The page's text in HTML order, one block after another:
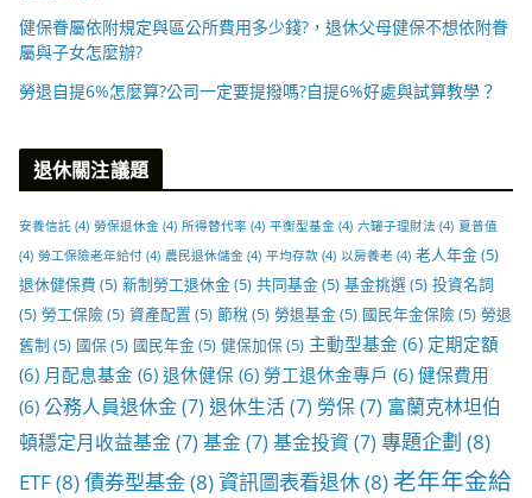
健保眷屬依附規定與區公所費用多少錢?，退休父母健保不想依附眷
屬與子女怎麼辦?
勞退自提6%怎麼算?公司一定要提撥嗎?自提6%好處與試算教學？
退休關注議題
安養信託 (4) 勞保退休金 (4) 所得替代率 (4) 平衡型基金 (4) 六罐子理財法 (4) 夏普值
(4) 勞工保險老年給付 (4) 農民退休儲金 (4) 平均存款 (4) 以房養老 (4) 老人年金(5)
退休健保費 (5) 新制勞工退休金(5) 共同基金(5) 基金挑選 (5) 投資名詞
(5) 勞工保險 (5) 資產配置 (5) 節稅 (5) 勞退基金(5) 國民年金保險 (5) 勞退
舊制 (5) 國保(5) 國民年金(5) 健保加保(5) 主動型基金 (6) 定期定額
(6) 月配息基金 (6) 退休健保 (6) 勞工退休金專戶 (6) 健保費用
(6) 公務人員退休金(7) 退休生活(7) 勞保(7) 富蘭克林坦伯
頓穩定月收益基金(7) 基金(7) 基金投資 (7) 專題企劃 (8)
ETF(8)債券型基金(8)資訊圖表看退休(8)老年年金給